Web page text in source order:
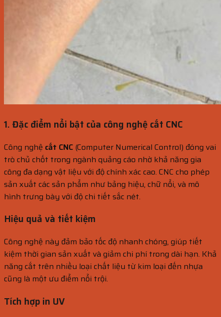
1. Đặc điểm nổi bật của công nghệ cắt CNC
Công nghệ cắt CNC (Computer Numerical Control) đóng vai
trò chủ chốt trong ngành quảng cáo nhờ khả năng gia
công đa dạng vật liệu với độ chính xác cao. CNC cho phép
sản xuất các sản phẩm như bảng hiệu, chữ nổi, và mô
hình trưng bày với độ chi tiết sắc nét.
Hiệu quả và tiết kiệm
Công nghệ này đảm bảo tốc độ nhanh chóng, giúp tiết
kiệm thời gian sản xuất và giảm chi phí trong dài hạn. Khả
năng cắt trên nhiều loại chất liệu từ kim loại đến nhựa
cũng là một ưu điểm nổi trội.
Tích hợp in UV